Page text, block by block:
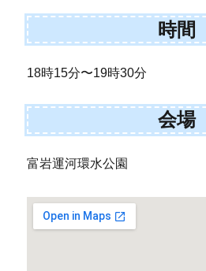
時間
18時15分〜19時30分
会場
富岩運河環水公園